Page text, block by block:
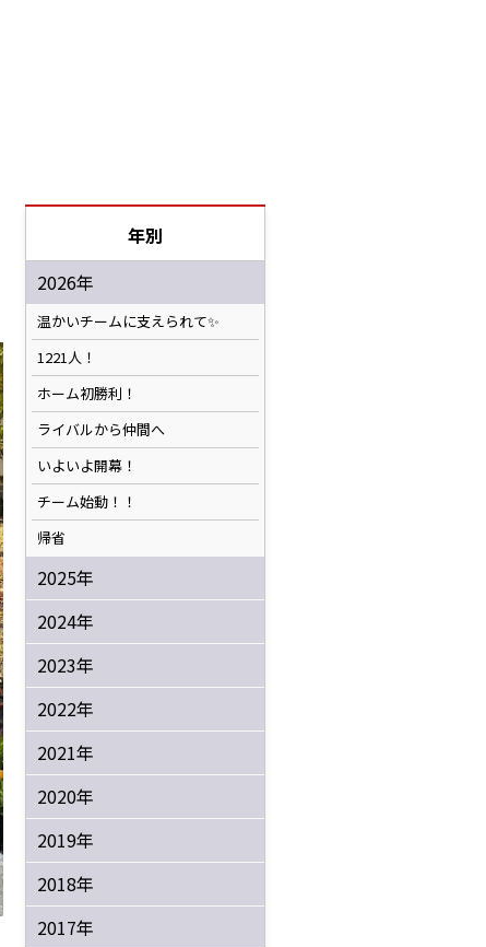
年別
2026年
温かいチームに支えられて✨️
1221人！
ホーム初勝利！
ライバルから仲間へ
いよいよ開幕！
チーム始動！！
帰省
2025年
2024年
2023年
2022年
2021年
2020年
2019年
2018年
2017年